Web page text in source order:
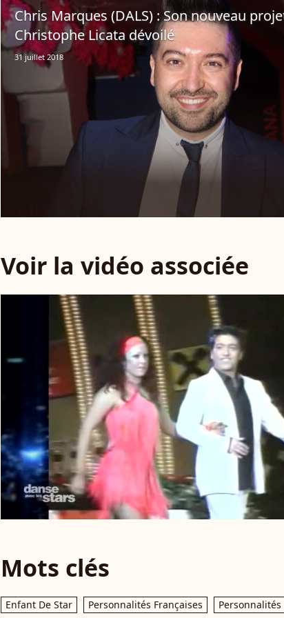
Chris Marques (DALS) : Son nouveau
Christophe Licata dévoilé
31 juillet 2018
Voir la vidéo associée
Mots clés
Enfant De Star Personnalités Françaises